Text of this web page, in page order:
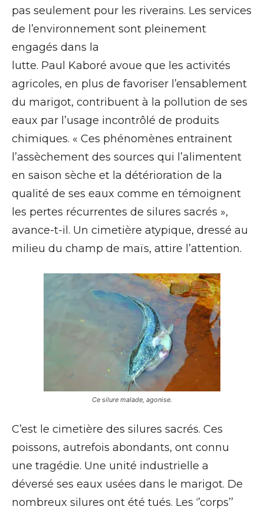
pas seulement pour les riverains. Les services
de l’environnement sont pleinement
engagés dans la
lutte. Paul Kaboré avoue que les activités
agricoles, en plus de favoriser l’ensablement
du marigot, contribuent à la pollution de ses
eaux par l’usage incontrôlé de produits
chimiques. « Ces phénomènes entrainent
l’assèchement des sources qui l’alimentent
en saison sèche et la détérioration de la
qualité de ses eaux comme en témoignent
les pertes récurrentes de silures sacrés »,
avance-t-il. Un cimetière atypique, dressé au
milieu du champ de maïs, attire l’attention.
Ce silure malade, agonise.
C’est le cimetière des silures sacrés. Ces
poissons, autrefois abondants, ont connu
une tragédie. Une unité industrielle a
déversé ses eaux usées dans le marigot. De
nombreux silures ont été tués. Les ‘’corps’’